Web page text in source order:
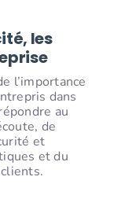
les
l’importance
dans
au
de
et
et du